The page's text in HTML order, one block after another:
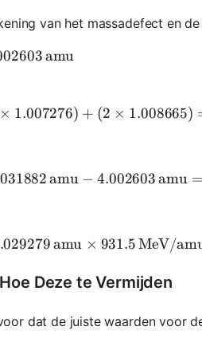
van het massadefect en
= 4.002603 \,
amu
= (2
× 1.007276) + (2 × 1.008665)
=
amu − 4.002603amu
=
amu × 931.5MeV/
Deze te Vermijden
dat de juiste waarden voor